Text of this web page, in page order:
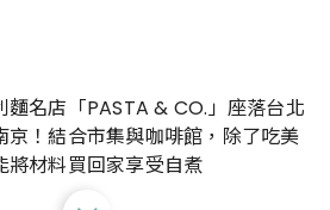
麵名店「PASTA & CO.」座落台北
京！結合市集與咖啡館，除了吃美
將材料買回家享受自煮